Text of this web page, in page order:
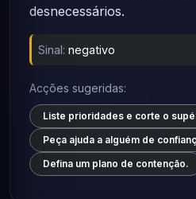
desnecessários.
Sinal: negativo
Acções sugeridas:
Liste prioridades e corte o
Peça ajuda a alguém de
Defina um plano de contenção.